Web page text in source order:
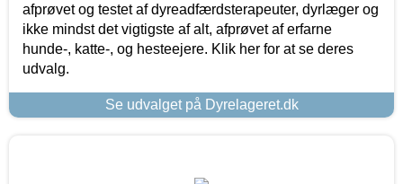
afprøvet og testet af dyreadfærdsterapeuter, dyrlæger og
ikke mindst det vigtigste af alt, afprøvet af erfarne
hunde-, katte-, og hesteejere. Klik her for at se deres
udvalg.
Se udvalget på Dyrelageret.dk